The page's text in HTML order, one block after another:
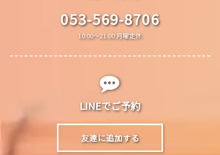
053-569-8706
10:00～21:00 月曜定休
LINEでご予約
友達に追加する